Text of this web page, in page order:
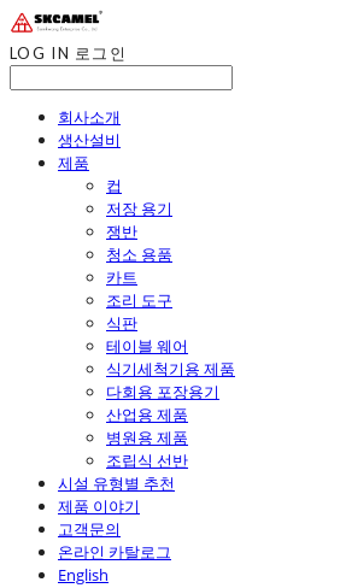
LOG IN 로그인
회사소개
생산설비
제품
컵
저장 용기
쟁반
청소 용품
카트
조리 도구
식판
테이블 웨어
식기세척기용 제품
다회용 포장용기
산업용 제품
병원용 제품
조립식 선반
시설 유형별 추천
제품 이야기
고객문의
온라인 카탈로그
English